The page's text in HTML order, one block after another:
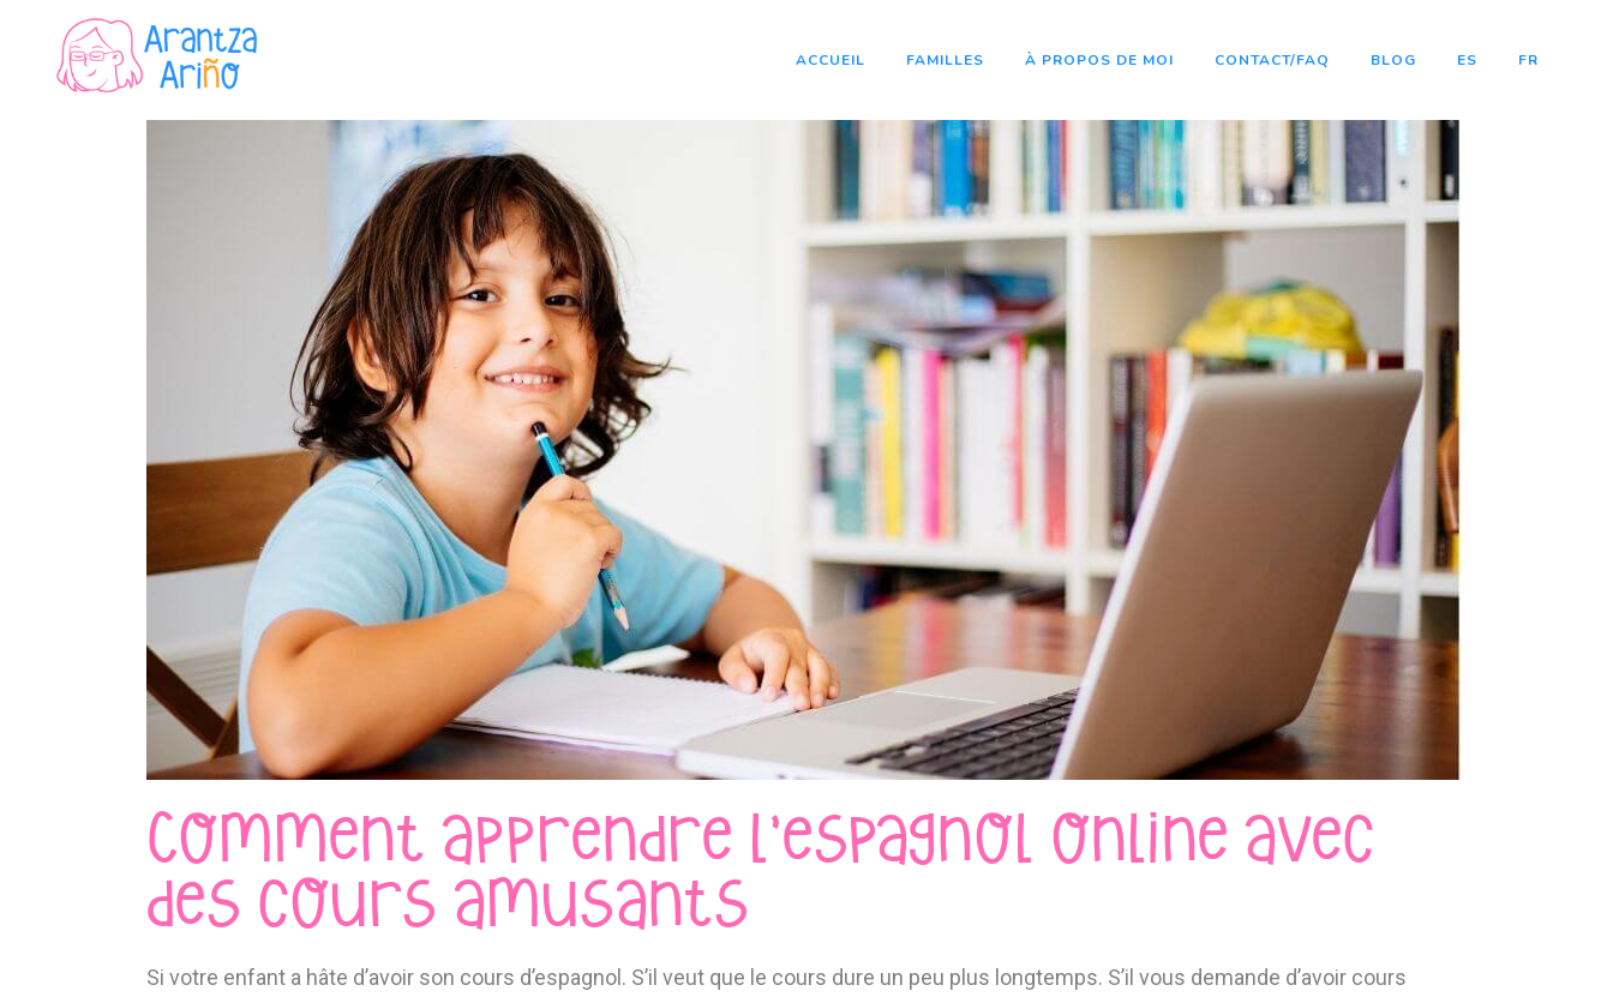
ACCUEIL FAMILLES À PROPOS DE MOI CONTACT/FAQ BLOG ES FR
Comment apprendre l’espagnol online avec
des cours amusants
Si votre enfant a hâte d’avoir son cours d’espagnol. S’il veut que le cours dure un peu plus longtemps. S’il vous demande d’avoir cours